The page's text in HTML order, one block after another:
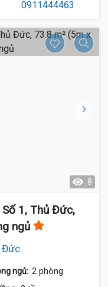
8
1, Thủ Đức,
ngủ
Đức
ngủ: 2 phòng